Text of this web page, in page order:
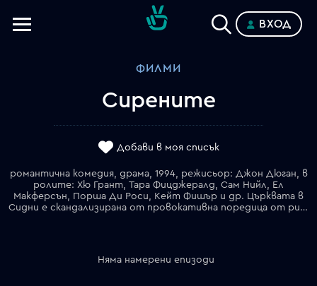
ВХОД
ФИЛМИ
Сирените
Добави в моя списък
романтична комедия, драма, 1994, режисьор: Джон Дюган, в
ролите: Хю Грант, Тара Фицджералд, Сам Нийл, Ел
Макферсън, Порша Ди Роси, Кейт Фишър и др. Църквата в
Сидни е скандализирана от провокативна поредица от рисунки на австралийския художник Норман Линдзи. Епископът отправя молба към младия англикански свещеник Антъни Кампиън и съпругата му Естела, току-що пристигнали в Австралия, за да поемат новата енория край Сидни, да посетят Линдзи и да се опитат да го вразумят. Преживяното в дома му обаче ще преобърне живота и отношенията им.
Няма намерени епизоди